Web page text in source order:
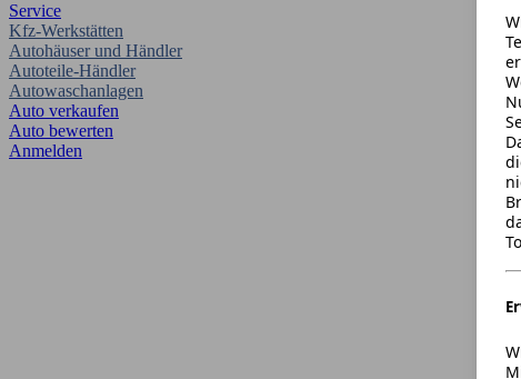
Service
Kfz-Werkstätten
Autohäuser und Händler
Autoteile-Händler
Autowaschanlagen
Auto verkaufen
Auto bewerten
Anmelden